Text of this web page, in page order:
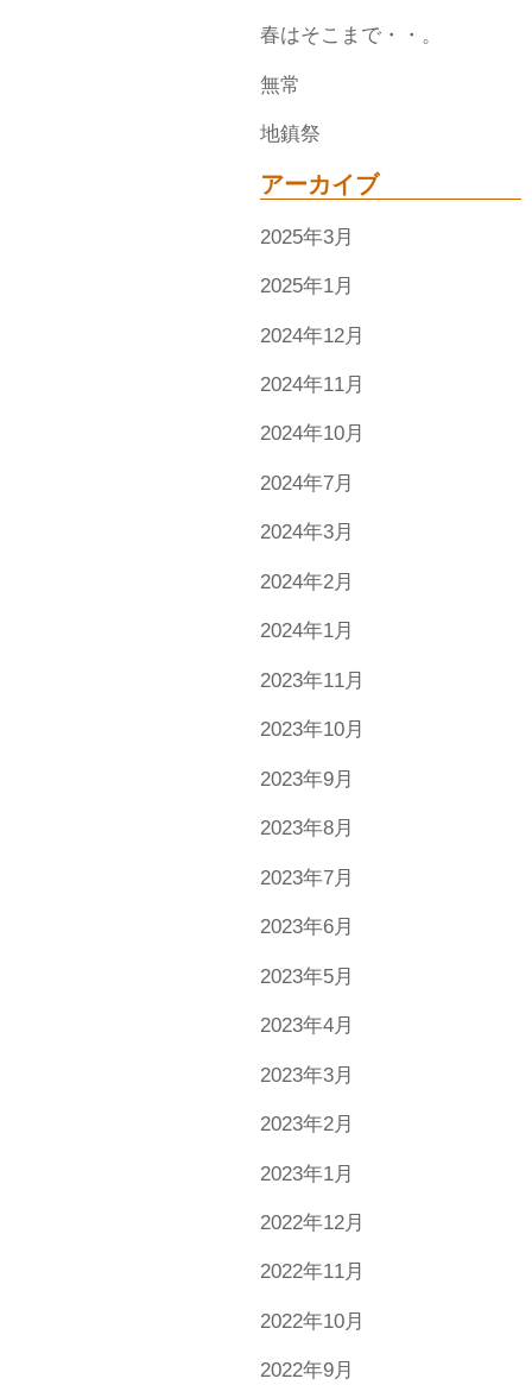
春はそこまで・・。
無常
地鎮祭
アーカイブ
2025年3月
2025年1月
2024年12月
2024年11月
2024年10月
2024年7月
2024年3月
2024年2月
2024年1月
2023年11月
2023年10月
2023年9月
2023年8月
2023年7月
2023年6月
2023年5月
2023年4月
2023年3月
2023年2月
2023年1月
2022年12月
2022年11月
2022年10月
2022年9月